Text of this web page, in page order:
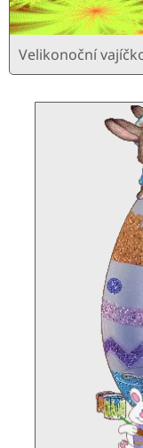
Velikonoční